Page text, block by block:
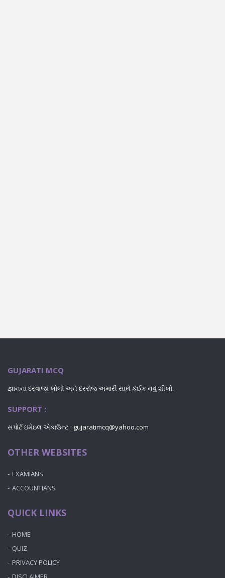
GUJARATI MCQ
જ્ઞાનના દરવાજા ખોલો અને દરરોજ અમારી સાથે કંઈક નવું શીખો.
SUPPORT :
સપોર્ટ ઇમેઇલ એકાઉન્ટ : gujaratimcq@yahoo.com
OTHER WEBSITES
EXAMIANS
ACCOUNTIANS
QUICK LINKS
HOME
QUIZ
PRIVACY POLICY